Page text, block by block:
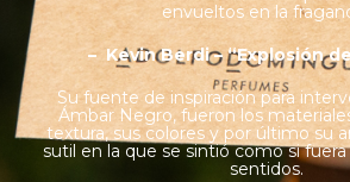
envueltos en la
– Kevin Berdi – “Explosión
Su fuente de inspiración para
Ámbar Negro, fueron los
textura, sus colores y por último su
sutil en la que se sintió como si
sentidos.